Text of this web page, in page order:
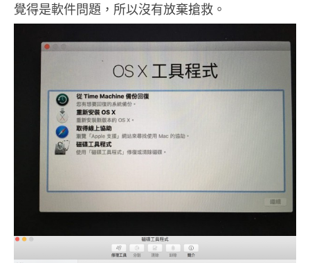
覺得是軟件問題，所以沒有放棄搶救。